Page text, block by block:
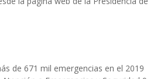
de 671 mil emergencias en el 2019